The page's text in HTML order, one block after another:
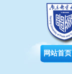
网站首页